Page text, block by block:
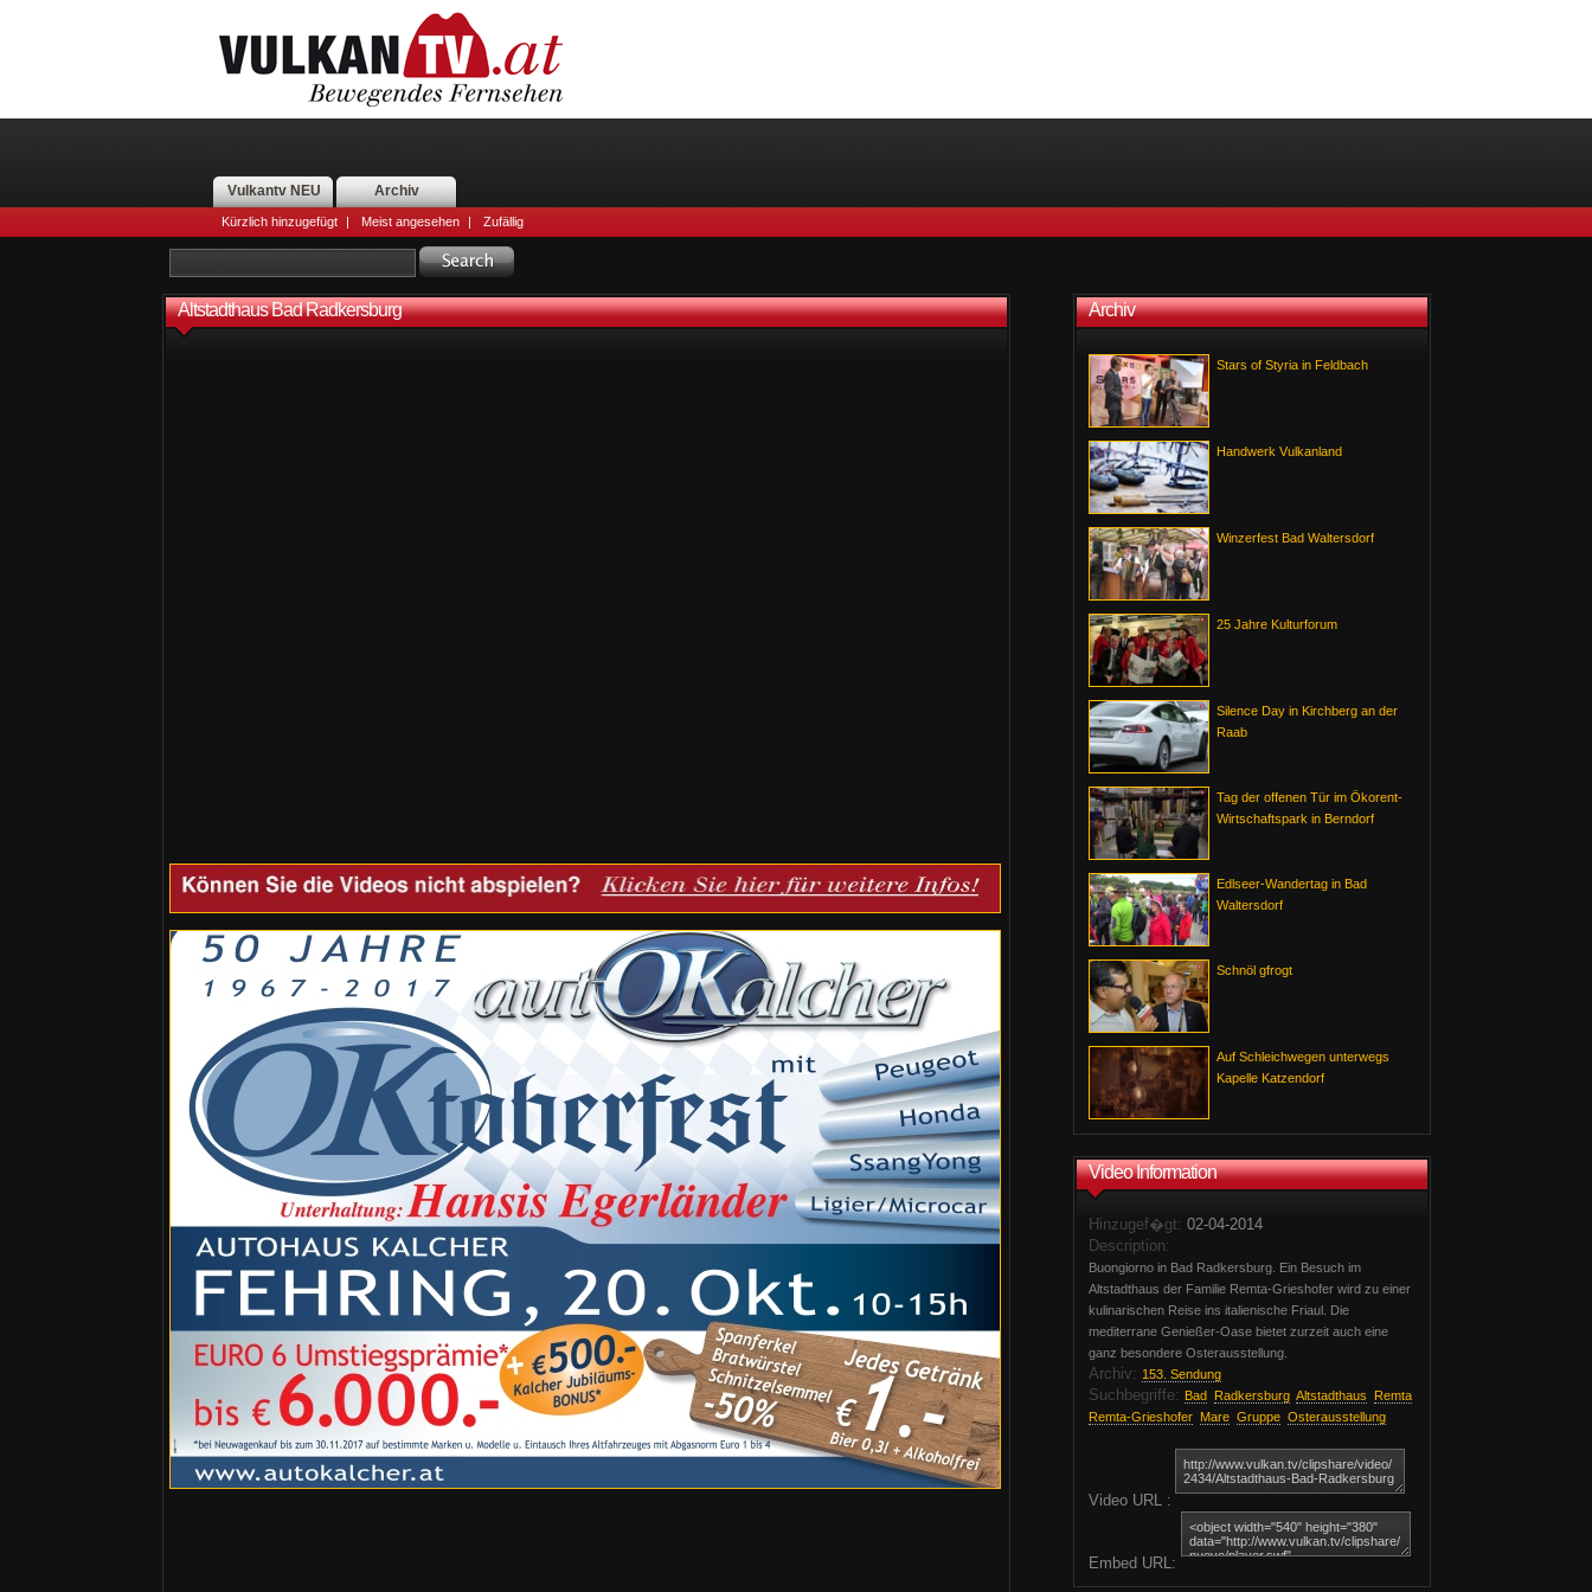
Vulkantv NEU Archiv
Kürzlich hinzugefügt | Meist angesehen | Zufällig
Altstadthaus Bad Radkersburg Archiv
Stars of Styria in Feldbach
Handwerk Vulkanland
Winzerfest Bad Waltersdorf
25 Jahre Kulturforum
Silence Day in Kirchberg an der
Raab
Tag der offenen Tür im Ökorent-
Wirtschaftspark in Berndorf
Edlseer-Wandertag in Bad
Waltersdorf
Schnöl gfrogt
Auf Schleichwegen unterwegs
Kapelle Katzendorf
Video Information
Hinzugef�gt: 02-04-2014
Description:
Buongiorno in Bad Radkersburg. Ein Besuch im
Altstadthaus der Familie Remta-Grieshofer wird zu einer
kulinarischen Reise ins italienische Friaul. Die
mediterrane Genießer-Oase bietet zurzeit auch eine
ganz besondere Osterausstellung.
Archiv: 153. Sendung
Suchbegriffe: Bad Radkersburg Altstadthaus
Remta
Remta-Grieshofer Mare Gruppe Osterausstellung
Video URL :
Embed URL: